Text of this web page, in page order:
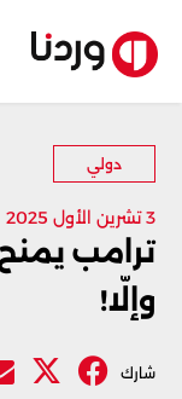
دولي
3 تشرين الأول 2025
ترامب
وإلّا!
شارك